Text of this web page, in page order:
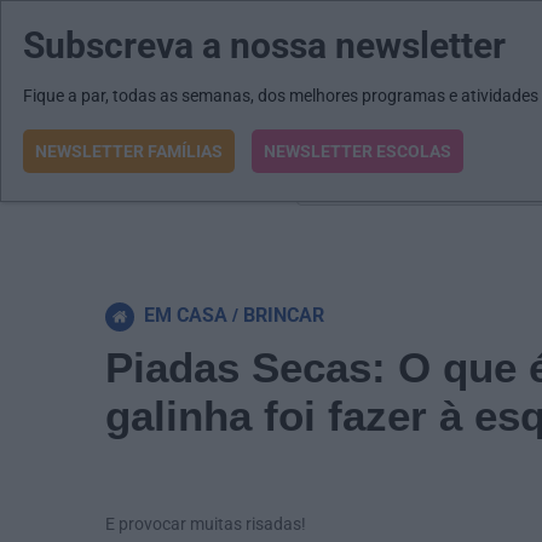
MENU MAIL JORNAIS
O que procura?
EM CASA BRINCAR
Piadas Secas: O que
galinha foi fazer à
E provocar muitas risadas!
Subscreva a nossa newsletter
Fique a par, todas as semanas, dos melhores programas e
NEWSLETTER FAMÍLIAS NEWSLETTER ESCOLAS